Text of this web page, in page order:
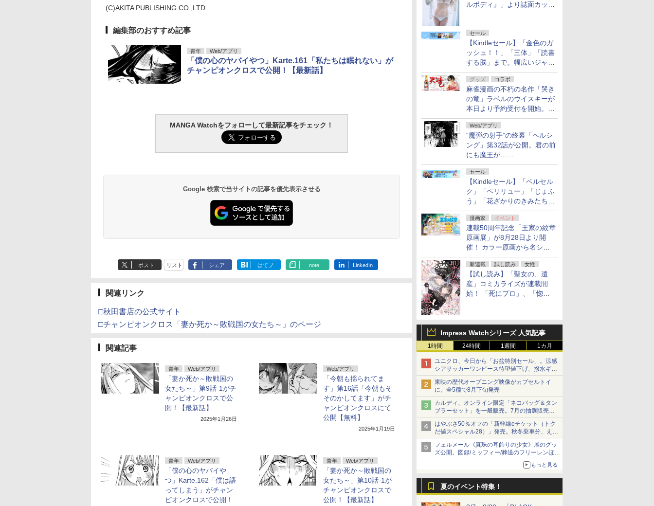
ルボディ』」より誌面カット
セール
【Kindleセール】「金色のガ
ッシュ！！」「三体」「読書
する脳」まで。幅広いジャン
ルの電子書籍が最大65％オ
フ！「Kindle本サマーセー
ル」第2弾が開催中！
グッズ コラボ
麻雀漫画の不朽の名作「哭き
の竜」ラベルのウイスキーが
本日より予約受付を開始。8
月16日まで
Web/アプリ
“魔弾の射手”の終幕「ヘルシ
ング」第32話が公開。君の前
にも魔王が……
セール
【Kindleセール】「ベルセル
ク」「ペリリュー」「じょふ
う」「花ざかりのきみたち
へ」などが最大50％オフ！
「白泉社 夏の大割引セー
ル」が開催中！
漫画家 イベント
連載50周年記念「王家の紋章
原画展」が8月28日より開
催！ カラー原画から名シー
ンの原稿まで
新連載 試し読み 女性
【試し読み】「聖女の、遺
産」コミカライズが連載開
始！ 「死にプロ」、「惚れ
Impress Watchシリーズ 人気記事
1時間 24時間 1週間 1カ月
ユニクロ、今日から「お盆特別セール」。涼感
シアサッカーワンピース待望値下げ、撥水ギア
ショーツは1990円に
東映の歴代オープニング映像がカプセルトイ
に。全5種で8月下旬発売
カルディ、オンライン限定「ネコバッグ＆タン
ブラーセット」を一般販売。7月の抽選販売の
当選無効分
はやぶさ50％オフの「新幹線eチケット（トク
だ値スペシャル28）」発売。秋冬乗車分、えき
ねっと限定
フェルメール《真珠の耳飾りの少女》展のグッ
ズ公開。図録/ミッフィー/葬送のフリーレンほ
もっと見る
夏のイベント特集！
(C)AKITA PUBLISHING CO.,LTD.
編集部のおすすめ記事
青年 Web/アプリ
「僕の心のヤバイやつ」Karte.161「私たちは眠れない」が
チャンピオンクロスで公開！【最新話】
MANGA Watchをフォローして最新記事をチェック！
Google 検索で当サイトの記事を優先表示させる
ポスト リスト シェア はてブ note LinkedIn
関連リンク
□秋田書店の公式サイト
□チャンピオンクロス「妻か死か～敗戦国の女たち～」のページ
関連記事
青年 Web/アプリ
「妻か死か～敗戦国の
女たち～」第9話-1がチ
ャンピオンクロスで公
開！【最新話】
2025年1月26日
Web/アプリ
「今朝も揺られてま
す」第16話「今朝もそ
そのかしてます」がチ
ャンピオンクロスにて
公開【無料】
2025年1月19日
青年 Web/アプリ
「僕の心のヤバイや
つ」Karte.162「僕は語
ってしまう」がチャン
ピオンクロスで公開！
青年 Web/アプリ
「妻か死か～敗戦国の
女たち～」第10話-1が
チャンピオンクロスで
公開！【最新話】